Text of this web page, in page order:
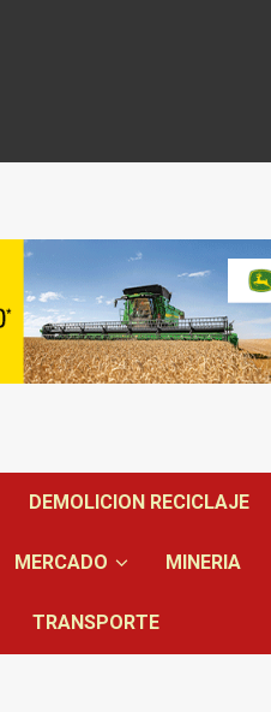
DEMOLICION RECICLAJE
MERCADO MINERIA
TRANSPORTE